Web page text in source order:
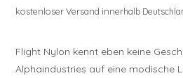
kostenloser Versand innerhalb
Flight Nylon kennt eben keine
Alphaindustries auf eine modische